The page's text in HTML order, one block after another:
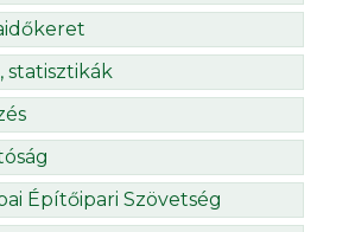
statisztikák
Építőipari Szövetség